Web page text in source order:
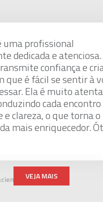
uma profissional
dedicada e atenciosa.
confiança e
que é fácil se sentir à
Ela é muito
cada
clareza, o que torna o
mais enriquecedor.
VEJA MAIS